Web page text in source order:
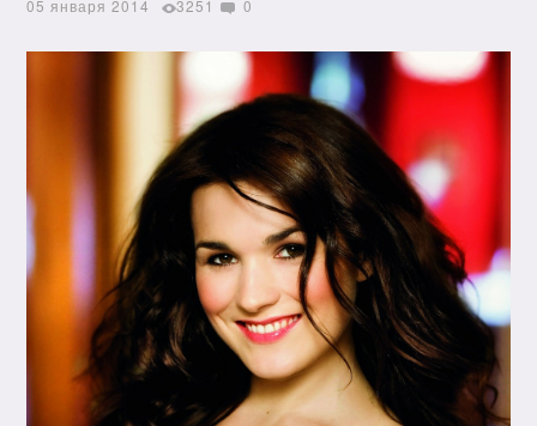
05 января 2014 3251 0